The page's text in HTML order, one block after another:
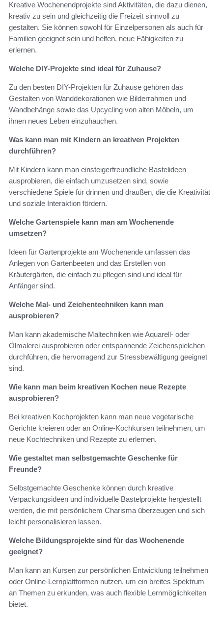
Kreative Wochenendprojekte sind Aktivitäten, die dazu dienen,
kreativ zu sein und gleichzeitig die Freizeit sinnvoll zu
gestalten. Sie können sowohl für Einzelpersonen als auch für
Familien geeignet sein und helfen, neue Fähigkeiten zu
erlernen.
Welche DIY-Projekte sind ideal für Zuhause?
Zu den besten DIY-Projekten für Zuhause gehören das
Gestalten von Wanddekorationen wie Bilderrahmen und
Wandbehänge sowie das Upcycling von alten Möbeln, um
ihnen neues Leben einzuhauchen.
Was kann man mit Kindern an kreativen Projekten
durchführen?
Mit Kindern kann man einsteigerfreundliche Bastelideen
ausprobieren, die einfach umzusetzen sind, sowie
verschiedene Spiele für drinnen und draußen, die die Kreativität
und soziale Interaktion fördern.
Welche Gartenspiele kann man am Wochenende
umsetzen?
Ideen für Gartenprojekte am Wochenende umfassen das
Anlegen von Gartenbeeten und das Erstellen von
Kräutergärten, die einfach zu pflegen sind und ideal für
Anfänger sind.
Welche Mal- und Zeichentechniken kann man
ausprobieren?
Man kann akademische Maltechniken wie Aquarell- oder
Ölmalerei ausprobieren oder entspannende Zeichenspielchen
durchführen, die hervorragend zur Stressbewältigung geeignet
sind.
Wie kann man beim kreativen Kochen neue Rezepte
ausprobieren?
Bei kreativen Kochprojekten kann man neue vegetarische
Gerichte kreieren oder an Online-Kochkursen teilnehmen, um
neue Kochtechniken und Rezepte zu erlernen.
Wie gestaltet man selbstgemachte Geschenke für
Freunde?
Selbstgemachte Geschenke können durch kreative
Verpackungsideen und individuelle Bastelprojekte hergestellt
werden, die mit persönlichem Charisma überzeugen und sich
leicht personalisieren lassen.
Welche Bildungsprojekte sind für das Wochenende
geeignet?
Man kann an Kursen zur persönlichen Entwicklung teilnehmen
oder Online-Lernplattformen nutzen, um ein breites Spektrum
an Themen zu erkunden, was auch flexible Lernmöglichkeiten
bietet.